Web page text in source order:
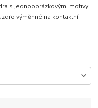
s jednoobrázkovými motivy
výměnné na kontaktní